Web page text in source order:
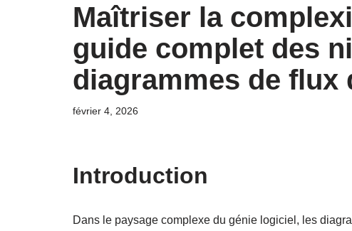
Maîtriser la
guide complet des
diagrammes de flux
février 4, 2026
Introduction
Dans le paysage complexe du génie logiciel, les